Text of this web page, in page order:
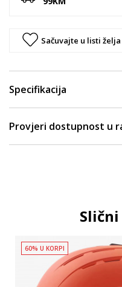
Sačuvajte u listi želja
Specifikacija
Provjeri dostupnost u
60% U KORPI